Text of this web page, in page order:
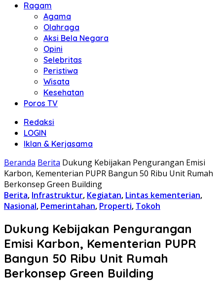
Ragam
Agama
Olahraga
Aksi Bela Negara
Opini
Selebritas
Peristiwa
Wisata
Kesehatan
Poros TV
Redaksi
LOGIN
Iklan & Kerjasama
Beranda Berita Dukung Kebijakan Pengurangan Emisi
Karbon, Kementerian PUPR Bangun 50 Ribu Unit Rumah
Berkonsep Green Building
Berita, Infrastruktur, Kegiatan, Lintas kementerian,
Nasional, Pemerintahan, Properti, Tokoh
Dukung Kebijakan Pengurangan
Emisi Karbon, Kementerian PUPR
Bangun 50 Ribu Unit Rumah
Berkonsep Green Building